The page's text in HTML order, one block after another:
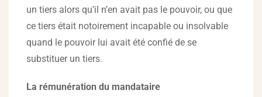
un tiers alors qu’il n’en avait pas le pouvoir, ou que
ce tiers était notoirement incapable ou insolvable
quand le pouvoir lui avait été confié de se
substituer un tiers.
La rémunération du mandataire